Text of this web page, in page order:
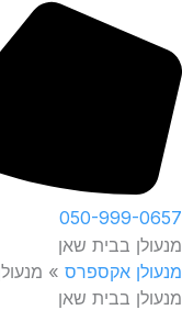
050-999-0657
מנעולן בבית שאן
מנעולן אקספרס »
מנעולן בבית שאן